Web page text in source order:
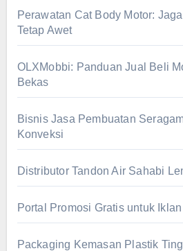
Perawatan Cat Body Motor:
Tetap Awet
OLXMobbi: Panduan Jual Beli
Bekas
Bisnis Jasa Pembuatan
Konveksi
Distributor Tandon Air Sahabi
Portal Promosi Gratis untuk
Packaging Kemasan Plastik